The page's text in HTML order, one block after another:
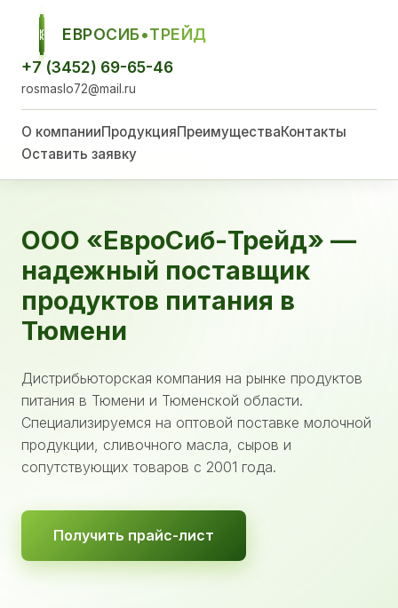
ЕСТ
ЕВРОСИБ•ТРЕЙД
+7 (3452) 69-65-46
rosmaslo72@mail.ru
О компанииПродукцияПреимуществаКонтакты
Оставить заявку
ООО «ЕвроСиб-Трейд» —
надежный поставщик
продуктов питания в
Тюмени
Дистрибьюторская компания на рынке продуктов
питания в Тюмени и Тюменской области.
Специализируемся на оптовой поставке молочной
продукции, сливочного масла, сыров и
сопутствующих товаров с 2001 года.
Получить прайс-лист